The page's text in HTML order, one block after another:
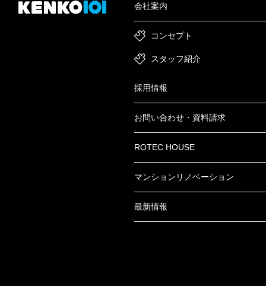
会社案内
コンセプト
スタッフ紹介
採用情報
お問い合わせ・資料請求
ROTEC HOUSE
マンションリノベーション
最新情報